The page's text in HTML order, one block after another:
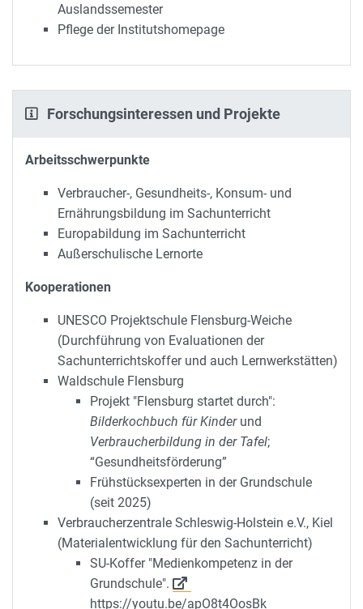
Auslandssemester
Pflege der Institutshomepage
Forschungsinteressen und Projekte
Arbeitsschwerpunkte
Verbraucher-, Gesundheits-, Konsum- und
Ernährungsbildung im Sachunterricht
Europabildung im Sachunterricht
Außerschulische Lernorte
Kooperationen
UNESCO Projektschule Flensburg-Weiche
(Durchführung von Evaluationen der
Sachunterrichtskoffer und auch Lernwerkstätten)
Waldschule Flensburg
Projekt "Flensburg startet durch":
Bilderkochbuch für Kinderund
Verbraucherbildung in der Tafel;
“Gesundheitsförderung”
Frühstücksexperten in der Grundschule
(seit 2025)
Verbraucherzentrale Schleswig-Holstein e.V., Kiel
(Materialentwicklung für den Sachunterricht)
SU-Koffer "Medienkompetenz in der
Grundschule".
https://youtu.be/apO8t4OosBk